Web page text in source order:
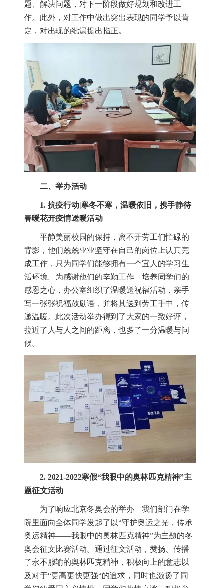
题、解决问题，对下一阶段做好规划和改进工
作。此外，对工作中做出突出表现的同学予以肯
定，对出现的纰漏提出指正。
二、举办活动
1.抗疫行动|寒冬不寒，温暖依旧，携手静待
春暖花开疫情送暖活动
平静美丽校园的保持，离不开劳工们忙碌的
背影，他们兢兢业业坚守在自己的岗位上认真完
成工作，只为同学们能够拥有一个宜人的学习生
活环境。为感谢他们的辛勤工作，培养同学们的
感恩之心，办公室组织了温暖送祝福活动，亲手
写一张张祝福鼓励语，并将其送到劳工手中，传
递温暖。此次活动举办得到了大家的一致好评，
拉近了人与人之间的距离，也多了一分温暖与问
候。
2. 2021-2022寒假“我眼中的奥林匹克精神”主
题征文活动
为了响应北京冬奥会的举办，我们部门在学
院里面向全体同学发起了以“守护奥运之光，传承
奥运精神——我眼中的奥林匹克精神”为主题的冬
奥会征文比赛活动。通过征文活动，赞扬、传播
了永不服输的奥林匹克精神，积极向上的意志以
及对于“更高更快更强“的追求，同时也激扬了同